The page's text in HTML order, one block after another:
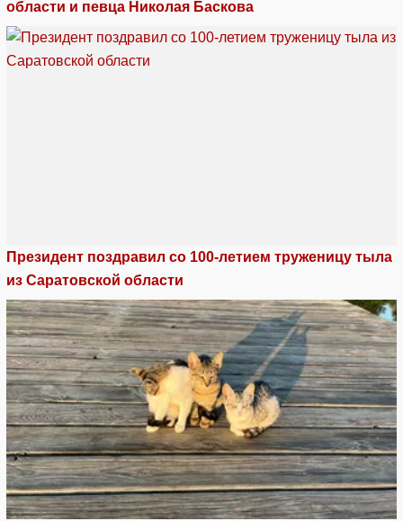
области и певца Николая Баскова
Президент поздравил со 100-летием труженицу тыла
из Саратовской области